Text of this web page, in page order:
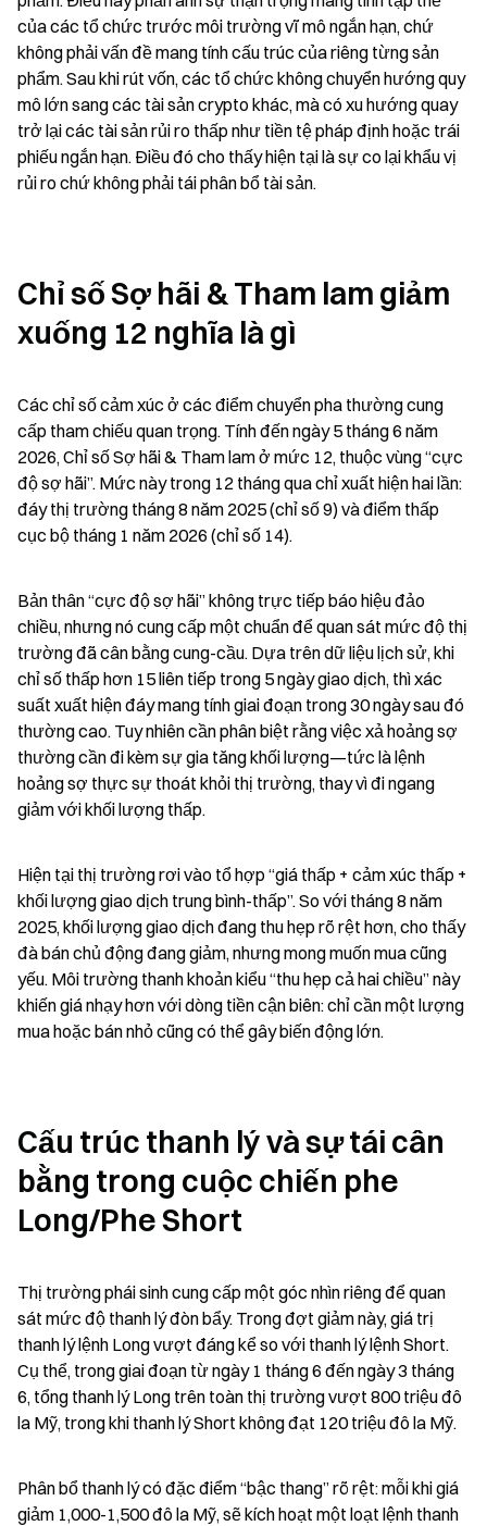
của các tổ chức trước môi trường vĩ mô ngắn hạn, chứ
không phải vấn đề mang tính cấu trúc của riêng từng sản
phẩm. Sau khi rút vốn, các tổ chức không chuyển hướng quy
mô lớn sang các tài sản crypto khác, mà có xu hướng quay
trở lại các tài sản rủi ro thấp như tiền tệ pháp định hoặc trái
phiếu ngắn hạn. Điều đó cho thấy hiện tại là sự co lại khẩu vị
rủi ro chứ không phải tái phân bổ tài sản.
Chỉ số Sợ hãi & Tham lam giảm
xuống 12 nghĩa là gì
Các chỉ số cảm xúc ở các điểm chuyển pha thường cung
cấp tham chiếu quan trọng. Tính đến ngày 5 tháng 6 năm
2026, Chỉ số Sợ hãi & Tham lam ở mức 12, thuộc vùng “cực
độ sợ hãi”. Mức này trong 12 tháng qua chỉ xuất hiện hai lần:
đáy thị trường tháng 8 năm 2025 (chỉ số 9) và điểm thấp
cục bộ tháng 1 năm 2026 (chỉ số 14).
Bản thân “cực độ sợ hãi” không trực tiếp báo hiệu đảo
chiều, nhưng nó cung cấp một chuẩn để quan sát mức độ thị
trường đã cân bằng cung-cầu. Dựa trên dữ liệu lịch sử, khi
chỉ số thấp hơn 15 liên tiếp trong 5 ngày giao dịch, thì xác
suất xuất hiện đáy mang tính giai đoạn trong 30 ngày sau đó
thường cao. Tuy nhiên cần phân biệt rằng việc xả hoảng sợ
thường cần đi kèm sự gia tăng khối lượng—tức là lệnh
hoảng sợ thực sự thoát khỏi thị trường, thay vì đi ngang
giảm với khối lượng thấp.
Hiện tại thị trường rơi vào tổ hợp “giá thấp + cảm xúc thấp +
khối lượng giao dịch trung bình-thấp”. So với tháng 8 năm
2025, khối lượng giao dịch đang thu hẹp rõ rệt hơn, cho thấy
đà bán chủ động đang giảm, nhưng mong muốn mua cũng
yếu. Môi trường thanh khoản kiểu “thu hẹp cả hai chiều” này
khiến giá nhạy hơn với dòng tiền cận biên: chỉ cần một lượng
mua hoặc bán nhỏ cũng có thể gây biến động lớn.
Cấu trúc thanh lý và sự tái cân
bằng trong cuộc chiến phe
Long/Phe Short
Thị trường phái sinh cung cấp một góc nhìn riêng để quan
sát mức độ thanh lý đòn bẩy. Trong đợt giảm này, giá trị
thanh lý lệnh Long vượt đáng kể so với thanh lý lệnh Short.
Cụ thể, trong giai đoạn từ ngày 1 tháng 6 đến ngày 3 tháng
6, tổng thanh lý Long trên toàn thị trường vượt 800 triệu đô
la Mỹ, trong khi thanh lý Short không đạt 120 triệu đô la Mỹ.
Phân bổ thanh lý có đặc điểm “bậc thang” rõ rệt: mỗi khi giá
giảm 1,000-1,500 đô la Mỹ, sẽ kích hoạt một loạt lệnh thanh